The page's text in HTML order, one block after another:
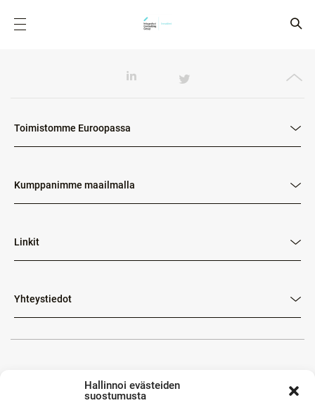
Hallinnoi evästeiden
suostumusta
Toimistomme Euroopassa
Kumppanimme maailmalla
Linkit
Yhteystiedot